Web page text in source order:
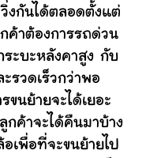
วิ่งกันได้ตลอดตั้งแต่
ค้าต้องการรถด่วน
ระบะหลังคาสูง กับ
รวดเร็วกว่าพอ
นย้ายจะได้เยอะ
กค้าจะได้คืนมาบ้าง
เพื่อที่จะขนย้ายไป